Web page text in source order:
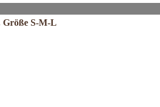
Größe S-M-L